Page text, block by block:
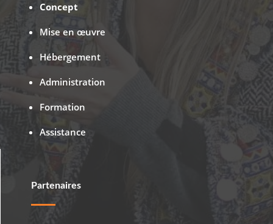
Concept
Mise en œuvre
Hébergement
Administration
Formation
Assistance
Partenaires